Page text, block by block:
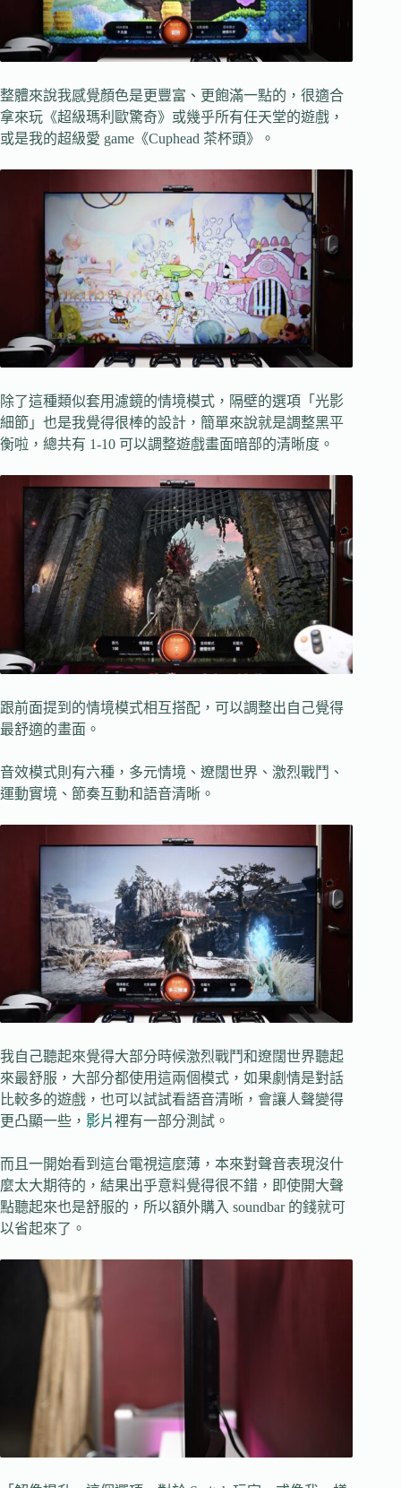
整體來說我感覺顏色是更豐富、更飽滿一點的，很適合
拿來玩《超級瑪利歐驚奇》或幾乎所有任天堂的遊戲，
或是我的超級愛 game《Cuphead 茶杯頭》。
除了這種類似套用濾鏡的情境模式，隔壁的選項「光影
細節」也是我覺得很棒的設計，簡單來說就是調整黑平
衡啦，總共有 1-10 可以調整遊戲畫面暗部的清晰度。
跟前面提到的情境模式相互搭配，可以調整出自己覺得
最舒適的畫面。
音效模式則有六種，多元情境、遼闊世界、激烈戰鬥、
運動實境、節奏互動和語音清晰。
我自己聽起來覺得大部分時候激烈戰鬥和遼闊世界聽起
來最舒服，大部分都使用這兩個模式，如果劇情是對話
比較多的遊戲，也可以試試看語音清晰，會讓人聲變得
更凸顯一些， 影片裡有一部分測試。
而且一開始看到這台電視這麼薄，本來對聲音表現沒什
麼太大期待的，結果出乎意料覺得很不錯，即使開大聲
點聽起來也是舒服的，所以額外購入 soundbar 的錢就可
以省起來了。